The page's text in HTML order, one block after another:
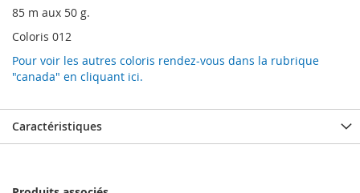
85 m aux 50 g.
Coloris 012
Pour voir les autres coloris rendez-vous dans la rubrique
"canada" en cliquant ici.
Caractéristiques